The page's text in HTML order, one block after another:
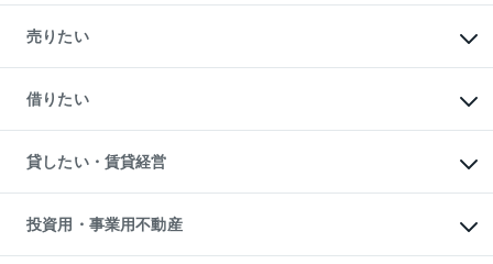
新築・分譲マンションの購入
中古マンションの購入
一戸建ての購入
中古一戸建ての購入
不動産購入の流れ
注目キーワード物件特集
購入ガイド
English 繁体中文簡体中文
売りたい
一戸建ての売却・査定
土地の売却・査定
スピードAI査定
不動産査定について
不動産売却の流れ
不動産買換えの流れ
売却ガイド
借りたい
オフィス・店舗の賃貸
借りるときの流れ
借りるガイド
貸したい・賃貸経営
マンション賃料データ
賃貸管理プラン
リロケーションについて
投資用・事業用不動産